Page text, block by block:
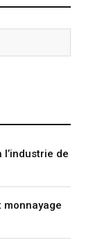
l’industrie de
monnayage